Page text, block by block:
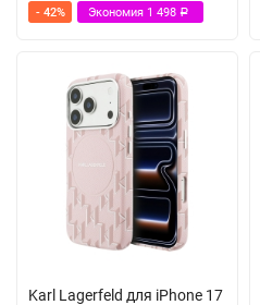
- 42% Экономия 1 498 Р
Karl Lagerfeld для iPhone 17